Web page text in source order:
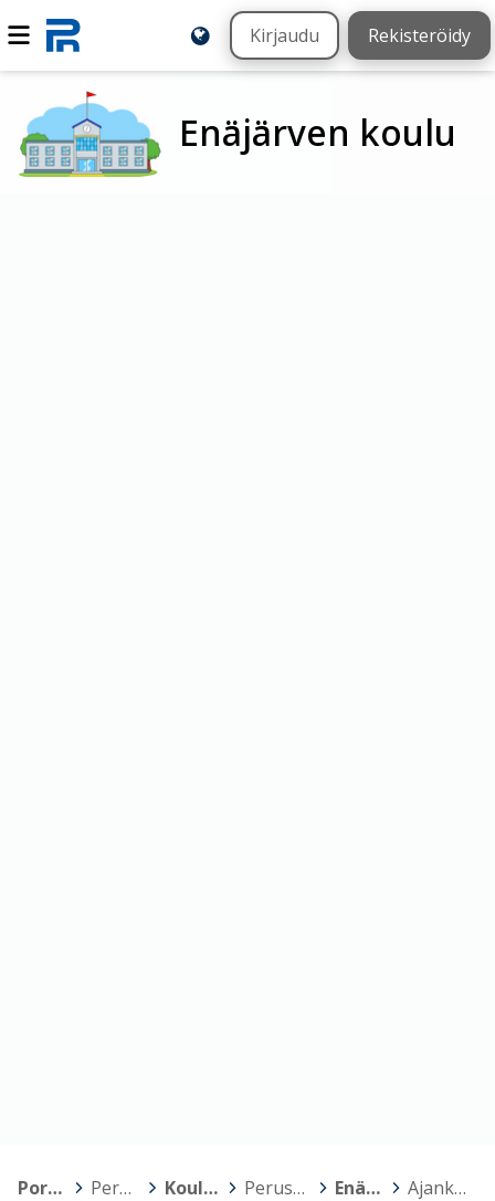
Kirjaudu Rekisteröidy
Enäjärven koulu
Porin kaupunki > Perusopetus > Koulujen kotisivut > Peruskoulut, luokat 1-6 > Enäjärven koulu > Ajankohtaista